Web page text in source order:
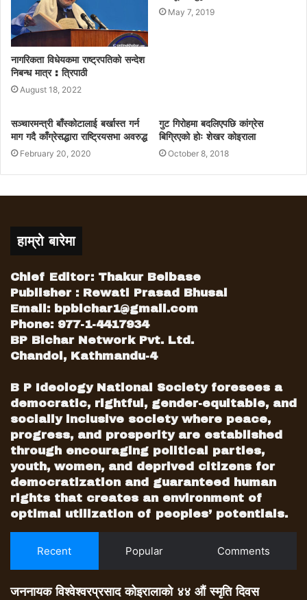
सहभागी हुने बताइएको छ । उनले व्यास २
मालपोतलाईनस्थित पार्टी कार्यालयको पनि निरिक्षण गर्दै
कार्यकर्तासँग अन्र्तक्रिया गरेका थिए ।
नागरिकता विधेयकमा राष्ट्रपतिको सन्देश
निबन्ध मात्र : त्रिपाठी
August 18, 2022
May 7, 2019
सञ्चारमन्त्री बाँस्कोटालाई बर्खास्त गर्न
माग गदै काँग्रेसद्धारा राष्ट्रियसभा अवरुद्ध
February 20, 2020
गुट गिरोहमा बदलिएपछि कांग्रेस
बिग्रिएको होः शेखर कोइराला
October 8, 2018
हाम्रो बारेमा
Chief Editor: Thakur Belbase
Publisher : Rewati Prasad Bhusal
Email: bpbichar1@gmail.com
Phone: 977-1-4417934
BP Bichar Network Pvt. Ltd.
Chandol, Kathmandu-4
B P Ideology National Society foresees a
democratic, rightful, gender-equitable, and
socially inclusive society where peace,
progress, and prosperity are established
through encouraging political parties,
youth, women, and deprived citizens for
democratization and guaranteed human
rights that creates an environment of
optimal utilization of peoples’ potentials.
Recent Popular Comments
जननायक विश्वेश्वरप्रसाद कोइरालाको ४४ औं स्मृति दिवस